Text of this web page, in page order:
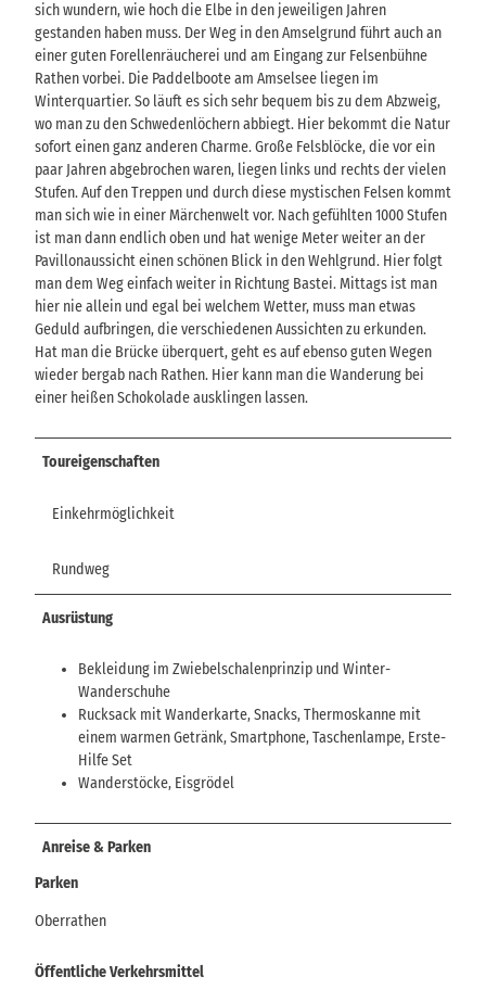
sich wundern, wie hoch die Elbe in den jeweiligen Jahren
gestanden haben muss. Der Weg in den Amselgrund führt auch an
einer guten Forellenräucherei und am Eingang zur Felsenbühne
Rathen vorbei. Die Paddelboote am Amselsee liegen im
Winterquartier. So läuft es sich sehr bequem bis zu dem Abzweig,
wo man zu den Schwedenlöchern abbiegt. Hier bekommt die Natur
sofort einen ganz anderen Charme. Große Felsblöcke, die vor ein
paar Jahren abgebrochen waren, liegen links und rechts der vielen
Stufen. Auf den Treppen und durch diese mystischen Felsen kommt
man sich wie in einer Märchenwelt vor. Nach gefühlten 1000 Stufen
ist man dann endlich oben und hat wenige Meter weiter an der
Pavillonaussicht einen schönen Blick in den Wehlgrund. Hier folgt
man dem Weg einfach weiter in Richtung Bastei. Mittags ist man
hier nie allein und egal bei welchem Wetter, muss man etwas
Geduld aufbringen, die verschiedenen Aussichten zu erkunden.
Hat man die Brücke überquert, geht es auf ebenso guten Wegen
wieder bergab nach Rathen. Hier kann man die Wanderung bei
einer heißen Schokolade ausklingen lassen.
Toureigenschaften
Einkehrmöglichkeit
Rundweg
Ausrüstung
Bekleidung im Zwiebelschalenprinzip und Winter-
Wanderschuhe
Rucksack mit Wanderkarte, Snacks, Thermoskanne mit
einem warmen Getränk, Smartphone, Taschenlampe, Erste-
Hilfe Set
Wanderstöcke, Eisgrödel
Anreise & Parken
Parken
Oberrathen
Öffentliche Verkehrsmittel